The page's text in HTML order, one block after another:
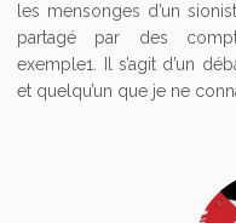
les mensonges d’un
partagé par des
exemple1. Il s’agit d’un
et quelqu’un que je ne